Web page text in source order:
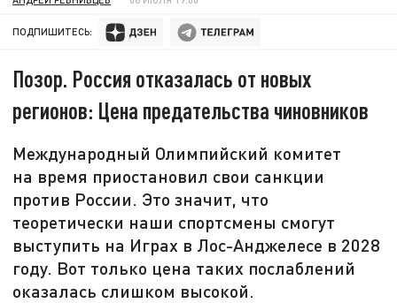
ПОДПИШИТЕСЬ:
Позор. Россия отказалась от новых
регионов: Цена предательства чиновников
Международный Олимпийский комитет
на время приостановил свои санкции
против России. Это значит, что
теоретически наши спортсмены смогут
выступить на Играх в Лос-Анджелесе в 2028
году. Вот только цена таких послаблений
оказалась слишком высокой.